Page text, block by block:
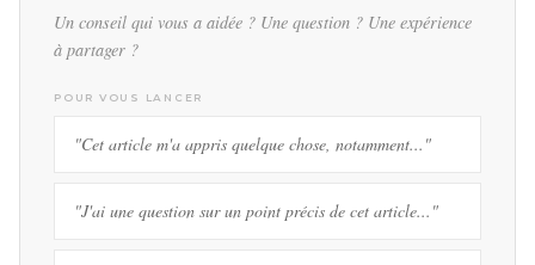
Un conseil qui vous a aidée ? Une question ? Une expérience
à partager ?
POUR VOUS LANCER
"Cet article m'a appris quelque chose, notamment..."
"J'ai une question sur un point précis de cet article..."